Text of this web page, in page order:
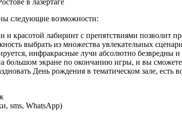
следующие возможности:
и красотой лабиринт с препятствиями позволит
выбрать из множества увлекательных
инфракрасные лучи абсолютно безвредны и
большом экране по окончанию игры, и вы
День рождения в тематическом зале, есть
sms, WhatsApp)